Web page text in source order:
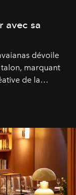
avec sa
dévoile
marquant
de la